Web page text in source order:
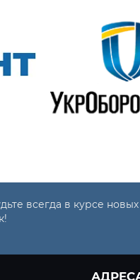
всегда в курсе новых